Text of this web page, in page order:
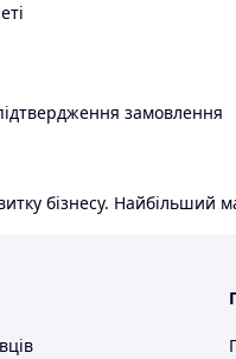
замовлення
бізнесу. Найбільший